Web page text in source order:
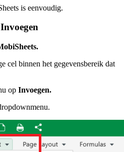
is eenvoudig.
cel binnen het gegevensbereik dat
op Invoegen.